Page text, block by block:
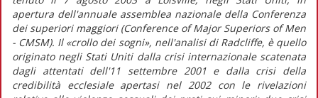
apertura dell'annuale assemblea nazionale della Conferenza
dei superiori maggiori (Conference of Major Superiors of Men
- CMSM). Il «crollo dei sogni», nell'analisi di Radcliffe, è quello
originato negli Stati Uniti dalla crisi internazionale scatenata
dagli attentati dell'11 settembre 2001 e dalla crisi della
credibilità ecclesiale apertasi nel 2002 con le rivelazioni